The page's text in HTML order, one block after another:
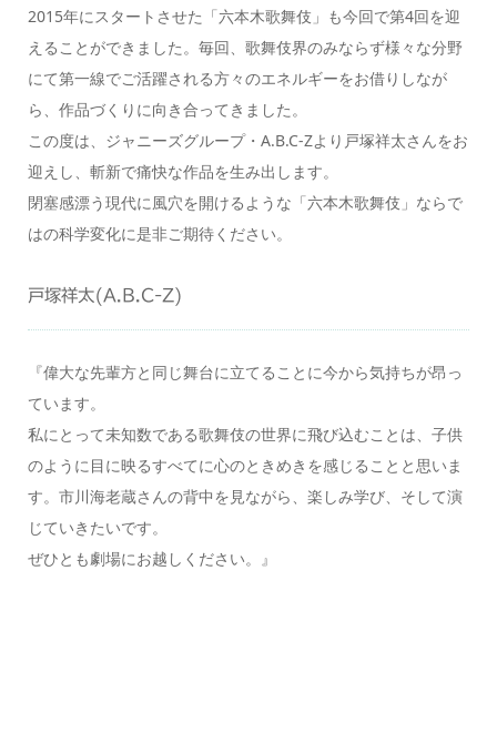
2015年にスタートさせた「六本木歌舞伎」も今回で第4回を迎
えることができました。毎回、歌舞伎界のみならず様々な分野
にて第一線でご活躍される方々のエネルギーをお借りしなが
ら、作品づくりに向き合ってきました。
この度は、ジャニーズグループ・A.B.C-Zより戸塚祥太さんをお
迎えし、斬新で痛快な作品を生み出します。
閉塞感漂う現代に風穴を開けるような「六本木歌舞伎」ならで
はの科学変化に是非ご期待ください。
戸塚祥太(A.B.C-Z)
『偉大な先輩方と同じ舞台に立てることに今から気持ちが昂っ
ています。
私にとって未知数である歌舞伎の世界に飛び込むことは、子供
のように目に映るすべてに心のときめきを感じることと思いま
す。市川海老蔵さんの背中を見ながら、楽しみ学び、そして演
じていきたいです。
ぜひとも劇場にお越しください。』